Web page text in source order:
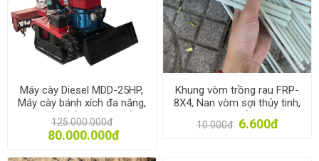
Máy cày Diesel MDD-25HP,
Máy cày bánh xích đa năng,
Máy làm đất động cơ dầu
125.000.000đ
80.000.000đ
Khung vòm trồng rau FRP-
8X4, Nan vòm sợi thủy tinh,
Khung màng luống Rau Hoa
gieo Mạ
10.000đ 6.600đ